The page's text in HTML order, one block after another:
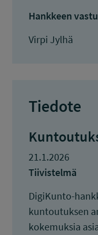
Hankkeen
Virpi Jylhä
Tiedote
21.1.2026
Tiivistelmä
DigiKunto-
kuntoutuksen
kokemuksia